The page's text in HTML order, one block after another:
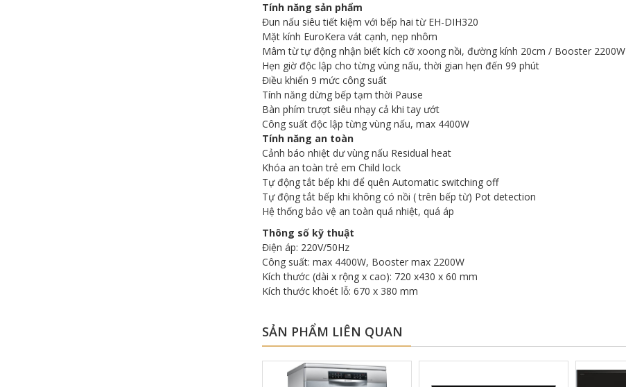
Tính năng sản phẩm
Đun nấu siêu tiết kiệm với bếp hai từ EH-DIH320
Mặt kính EuroKera vát cạnh, nẹp nhôm
Mâm từ tự động nhận biết kích cỡ xoong nồi, đường kính 20cm / Booster 2200W
Hẹn giờ độc lập cho từng vùng nấu, thời gian hẹn đến 99 phút
Điều khiển 9 mức công suất
Tính năng dừng bếp tạm thời Pause
Bàn phím trượt siêu nhạy cả khi tay ướt
Công suất độc lập từng vùng nấu, max 4400W
Tính năng an toàn
Cảnh báo nhiệt dư vùng nấu Residual heat
Khóa an toàn trẻ em Child lock
Tự động tắt bếp khi để quên Automatic switching off
Tự động tắt bếp khi không có nồi ( trên bếp từ) Pot detection
Hệ thống bảo vệ an toàn quá nhiệt, quá áp
Thông số kỹ thuật
Điện áp: 220V/50Hz
Công suất: max 4400W, Booster max 2200W
Kích thước (dài x rộng x cao): 720 x430 x 60 mm
Kích thước khoét lỗ: 670 x 380 mm
SẢN PHẨM LIÊN QUAN